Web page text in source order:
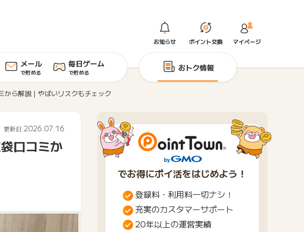
お知らせ ポイント交換 マイページ
メール
で貯める
毎日ゲーム
で貯める おトク情報
から解説｜やばいリスクもチェック
更新日:2026.07.16
口コミか
でお得にポイ活をはじめよう！
登録料・利用料一切ナシ！
充実のカスタマーサポート
20年以上の運営実績